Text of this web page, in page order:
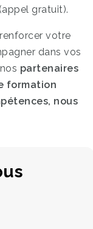
(appel gratuit).
votre
dans vos
partenaires
formation
nous